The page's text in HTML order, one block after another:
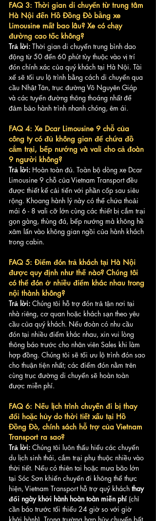
FAQ 3: Thời gian di chuyển từ trung tâm
Hà Nội đến Hồ Đồng Đò bằng xe
Limousine mất bao lâu? Xe có chạy
đường cao tốc không?
Trả lời: Thời gian di chuyển trung bình dao
động từ 50 đến 60 phút tùy thuộc vào vị trí
đón chính xác của quý khách tại Hà Nội. Tài
xế sẽ tối ưu lộ trình bằng cách di chuyển qua
cầu Nhật Tân, trục đường Võ Nguyên Giáp
và các tuyến đường thông thoáng nhất để
đảm bảo hành trình nhanh chóng, êm ái.
FAQ 4: Xe Dcar Limousine 9 chỗ của
công ty có đủ không gian để chứa đồ
cắm trại, bếp nướng và vali cho cả đoàn
9 người không?
Trả lời: Hoàn toàn đủ. Toàn bộ dòng xe Dcar
Limousine 9 chỗ của Vietnam Transport đều
được thiết kế cải tiến với phần cốp sau siêu
rộng. Khoang hành lý này có thể chứa thoải
mái 6 - 8 vali cỡ lớn cùng các thiết bị cắm trại
gọn gàng, thùng đá, bếp nướng mà không hề
xâm lấn vào không gian ngồi của hành khách
trong cabin.
FAQ 5: Điểm đón trả khách tại Hà Nội
được quy định như thế nào? Chúng tôi
có thể đón ở nhiều điểm khác nhau trong
nội thành không?
Trả lời: Chúng tôi hỗ trợ đón trả tận nơi tại
nhà riêng, cơ quan hoặc khách sạn theo yêu
cầu của quý khách. Nếu đoàn có nhu cầu
đón tại nhiều điểm khác nhau, xin vui lòng
thông báo trước cho nhân viên Sales khi làm
hợp đồng. Chúng tôi sẽ tối ưu lộ trình đón sao
cho thuận tiện nhất; các điểm đón nằm trên
cùng trục đường di chuyển sẽ hoàn toàn
được miễn phí.
FAQ 6: Nếu lịch trình chuyến đi bị thay
đổi hoặc hủy do thời tiết xấu tại Hồ
Đồng Đò, chính sách hỗ trợ của Vietnam
Transport ra sao?
Trả lời: Chúng tôi luôn thấu hiểu các chuyến
du lịch sinh thái, cắm trại phụ thuộc nhiều vào
thời tiết. Nếu có thiên tai hoặc mưa bão lớn
tại Sóc Sơn khiến chuyến đi không thể thực
hiện, Vietnam Transport hỗ trợ quý khách thay
đổi ngày khởi hành hoàn toàn miễn phí (chỉ
cần báo trước tối thiểu 24 giờ so với giờ